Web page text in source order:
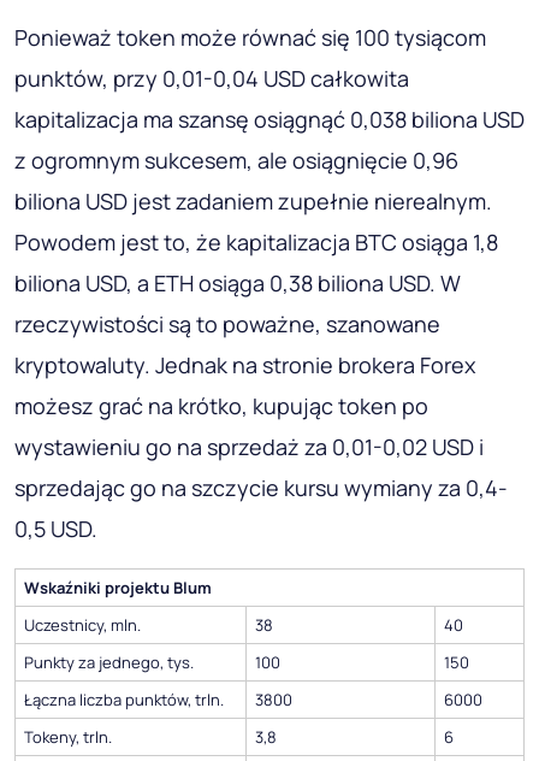
Ponieważ token może równać się 100 tysiącom
punktów, przy 0,01-0,04 USD całkowita
kapitalizacja ma szansę osiągnąć 0,038 biliona USD
z ogromnym sukcesem, ale osiągnięcie 0,96
biliona USD jest zadaniem zupełnie nierealnym.
Powodem jest to, że kapitalizacja BTC osiąga 1,8
biliona USD, a ETH osiąga 0,38 biliona USD. W
rzeczywistości są to poważne, szanowane
kryptowaluty. Jednak na stronie brokera Forex
możesz grać na krótko, kupując token po
wystawieniu go na sprzedaż za 0,01-0,02 USD i
sprzedając go na szczycie kursu wymiany za 0,4-
0,5 USD.
Wskaźniki projektu Blum
Uczestnicy, mln.
38
40
Punkty za jednego, tys.
100
150
Łączna liczba punktów, trln.
3800
6000
Tokeny, trln.
3,8
6